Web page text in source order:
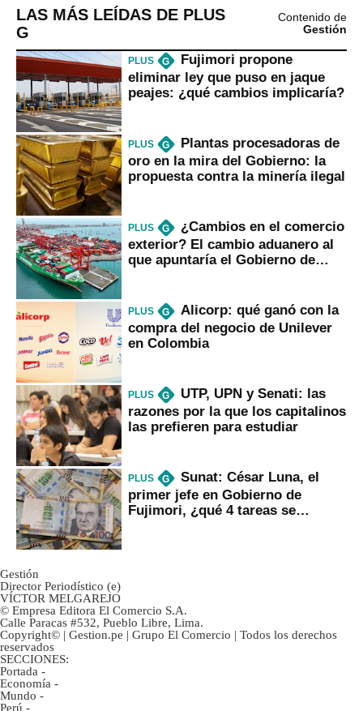
LAS MÁS LEÍDAS DE PLUS
G
Contenido de
Gestión
PLUS G
Fujimori propone
eliminar ley que puso en jaque
peajes: ¿qué cambios implicaría?
PLUS G
Plantas procesadoras de
oro en la mira del Gobierno: la
propuesta contra la minería ilegal
PLUS G
¿Cambios en el comercio
exterior? El cambio aduanero al
que apuntaría el Gobierno de
PLUS G
Alicorp: qué ganó con la
compra del negocio de Unilever
en Colombia
PLUS G
UTP, UPN y Senati: las
razones por la que los capitalinos
las prefieren para estudiar
PLUS G
Sunat: César Luna, el
primer jefe en Gobierno de
Fujimori, ¿qué 4 tareas se
Gestión
Director Periodístico (e)
VÍCTOR MELGAREJO
© Empresa Editora El Comercio S.A.
Calle Paracas #532, Pueblo Libre, Lima.
Copyright© | Gestion.pe | Grupo El Comercio | Todos los derechos
reservados
SECCIONES:
Portada -
Economía -
Mundo -
Perú -